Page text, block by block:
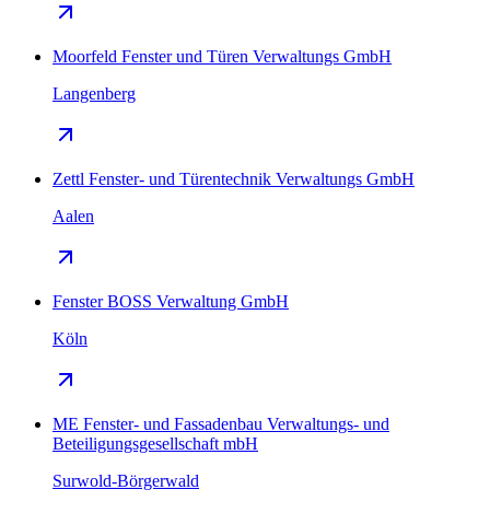
Moorfeld Fenster und Türen Verwaltungs GmbH
Langenberg
Zettl Fenster- und Türentechnik Verwaltungs GmbH
Aalen
Fenster BOSS Verwaltung GmbH
Köln
ME Fenster- und Fassadenbau Verwaltungs- und
Beteiligungsgesellschaft mbH
Surwold-Börgerwald